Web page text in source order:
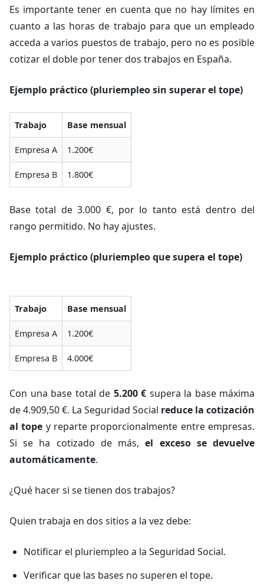
Es importante tener en cuenta que no hay límites en
cuanto a las horas de trabajo para que un empleado
acceda a varios puestos de trabajo, pero no es posible
cotizar el doble por tener dos trabajos en España.
Ejemplo práctico (pluriempleo sin superar el tope)
Trabajo Base mensual
Empresa A 1.200€
Empresa B 1.800€
Base total de 3.000 €, por lo tanto está dentro del
rango permitido. No hay ajustes.
Ejemplo práctico (pluriempleo que supera el tope)
Trabajo Base mensual
Empresa A 1.200€
Empresa B 4.000€
Con una base total de 5.200 € supera la base máxima
de 4.909,50 €. La Seguridad Social reduce la cotización
al tope y reparte proporcionalmente entre empresas.
Si se ha cotizado de más,el exceso se devuelve
automáticamente.
¿Qué hacer si se tienen dos trabajos?
Quien trabaja en dos sitios a la vez debe:
Notificar el pluriempleo a la Seguridad Social.
Verificar que las bases no superen el tope.